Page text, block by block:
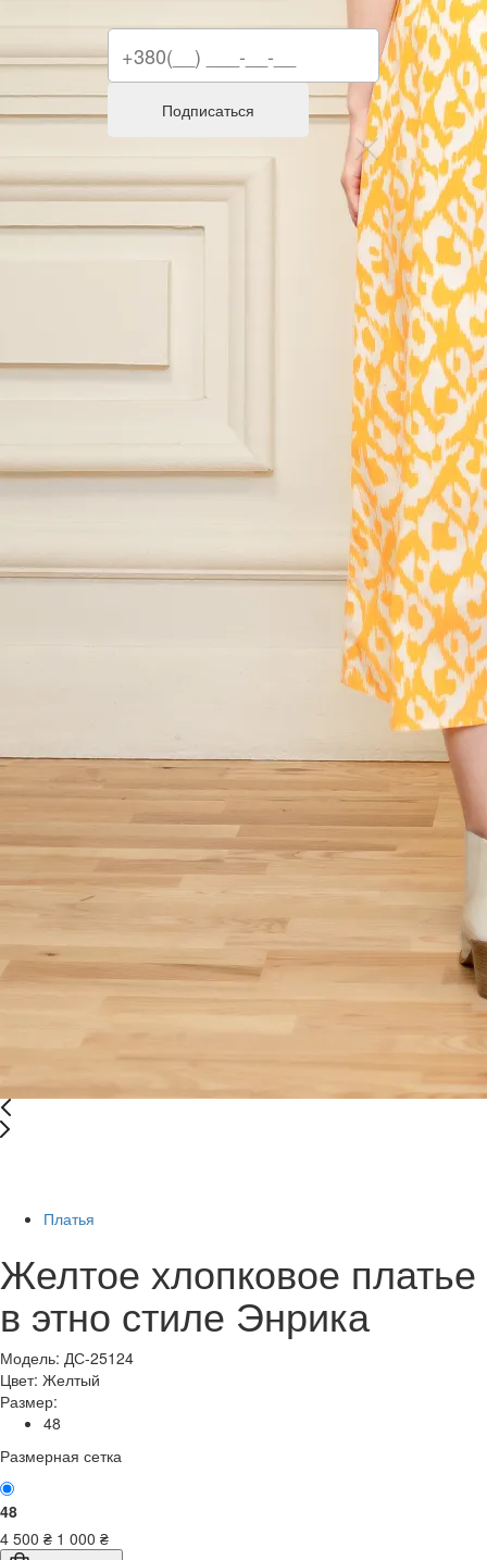
Платья
Желтое хлопковое платье
в этно стиле Энрика
Модель: ДС-25124
Цвет: Желтый
Размер:
48
Размерная сетка
48
4 500 ₴ 1 000 ₴
Подписаться